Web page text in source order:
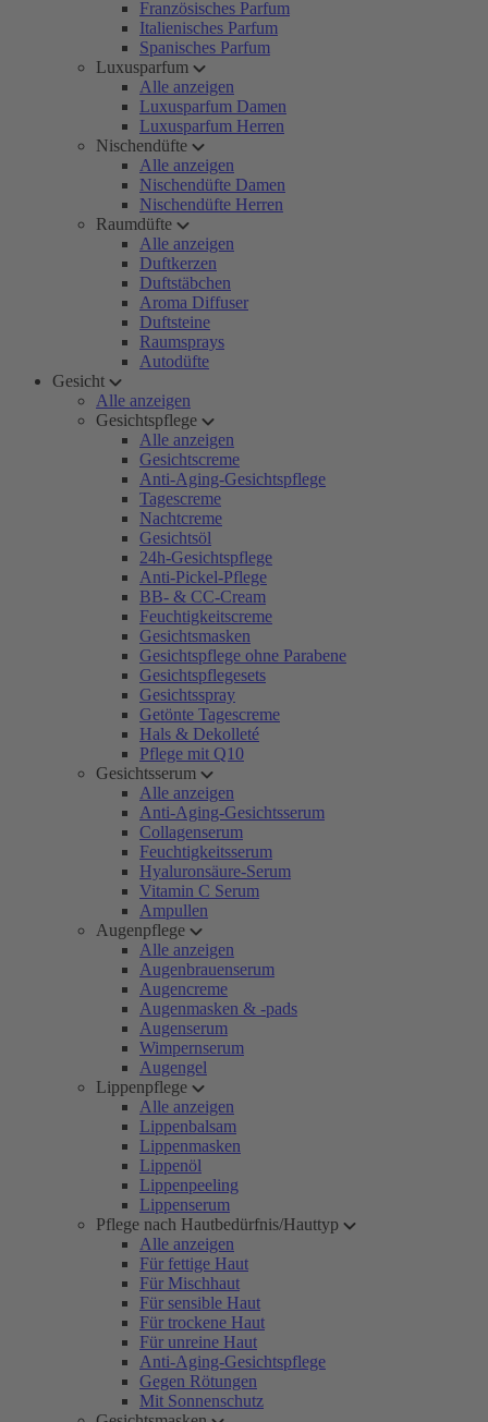
Französisches Parfum
Italienisches Parfum
Spanisches Parfum
Luxusparfum
Alle anzeigen
Luxusparfum Damen
Luxusparfum Herren
Nischendüfte
Alle anzeigen
Nischendüfte Damen
Nischendüfte Herren
Raumdüfte
Alle anzeigen
Duftkerzen
Duftstäbchen
Aroma Diffuser
Duftsteine
Raumsprays
Autodüfte
Gesicht
Alle anzeigen
Gesichtspflege
Alle anzeigen
Gesichtscreme
Anti-Aging-Gesichtspflege
Tagescreme
Nachtcreme
Gesichtsöl
24h-Gesichtspflege
Anti-Pickel-Pflege
BB- & CC-Cream
Feuchtigkeitscreme
Gesichtsmasken
Gesichtspflege ohne Parabene
Gesichtspflegesets
Gesichtsspray
Getönte Tagescreme
Hals & Dekolleté
Pflege mit Q10
Gesichtsserum
Alle anzeigen
Anti-Aging-Gesichtsserum
Collagenserum
Feuchtigkeitsserum
Hyaluronsäure-Serum
Vitamin C Serum
Ampullen
Augenpflege
Alle anzeigen
Augenbrauenserum
Augencreme
Augenmasken & -pads
Augenserum
Wimpernserum
Augengel
Lippenpflege
Alle anzeigen
Lippenbalsam
Lippenmasken
Lippenöl
Lippenpeeling
Lippenserum
Pflege nach Hautbedürfnis/Hauttyp
Alle anzeigen
Für fettige Haut
Für Mischhaut
Für sensible Haut
Für trockene Haut
Für unreine Haut
Anti-Aging-Gesichtspflege
Gegen Rötungen
Mit Sonnenschutz